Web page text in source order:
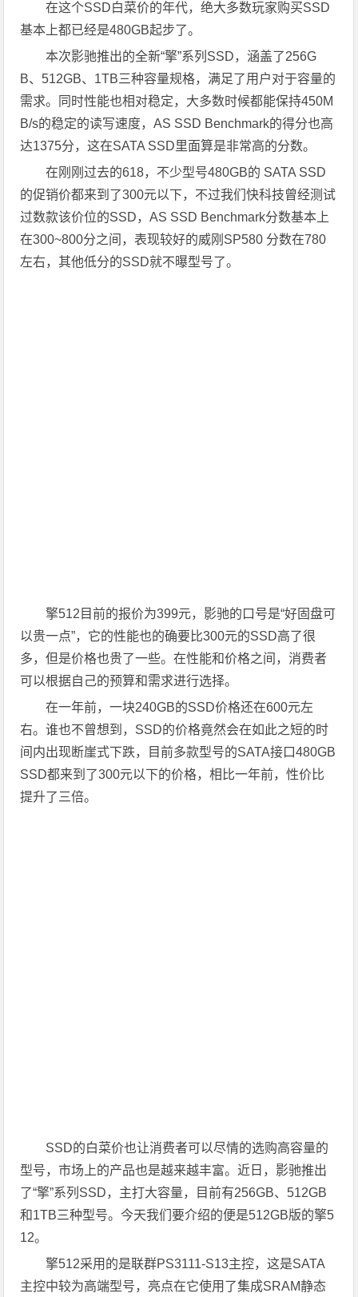
在这个SSD白菜价的年代，绝大多数玩家购买SSD
基本上都已经是480GB起步了。
本次影驰推出的全新“擎”系列SSD，涵盖了256G
B、512GB、1TB三种容量规格，满足了用户对于容量的
需求。同时性能也相对稳定，大多数时候都能保持450M
B/s的稳定的读写速度，AS SSD Benchmark的得分也高
达1375分，这在SATA SSD里面算是非常高的分数。
在刚刚过去的618，不少型号480GB的 SATA SSD
的促销价都来到了300元以下，不过我们快科技曾经测试
过数款该价位的SSD，AS SSD Benchmark分数基本上
在300~800分之间，表现较好的威刚SP580 分数在780
左右，其他低分的SSD就不曝型号了。
擎512目前的报价为399元，影驰的口号是“好固盘可
以贵一点”，它的性能也的确要比300元的SSD高了很
多，但是价格也贵了一些。在性能和价格之间，消费者
可以根据自己的预算和需求进行选择。
在一年前，一块240GB的SSD价格还在600元左
右。谁也不曾想到，SSD的价格竟然会在如此之短的时
间内出现断崖式下跌，目前多款型号的SATA接口480GB
SSD都来到了300元以下的价格，相比一年前，性价比
提升了三倍。
SSD的白菜价也让消费者可以尽情的选购高容量的
型号，市场上的产品也是越来越丰富。近日，影驰推出
了“擎”系列SSD，主打大容量，目前有256GB、512GB
和1TB三种型号。今天我们要介绍的便是512GB版的擎5
12。
擎512采用的是联群PS3111-S13主控，这是SATA
主控中较为高端型号，亮点在它使用了集成SRAM静态